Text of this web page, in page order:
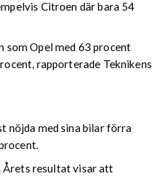
Citroen där bara 54
som Opel med 63 procent
rapporterade Teknikens
nöjda med sina bilar förra
Årets resultat visar att